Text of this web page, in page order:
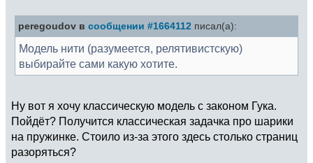
peregoudov в сообщении #1664112 писал(а):
Модель нити (разумеется, релятивистскую)
выбирайте сами какую хотите.
Ну вот я хочу классическую модель с законом Гука.
Пойдёт? Получится классическая задачка про шарики
на пружинке. Стоило из-за этого здесь столько страниц
разоряться?